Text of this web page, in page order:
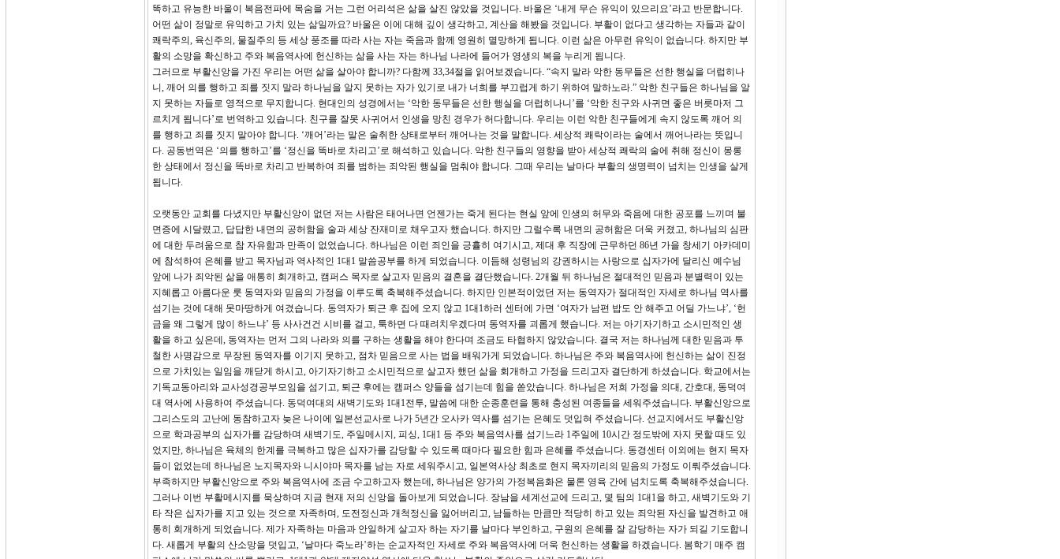
똑하고 유능한 바울이 복음전파에 목숨을 거는 그런 어리석은 삶을 살진 않았을 것입니다. 바울은 ‘내게 무슨 유익이 있으리요’라고 반문합니다.
어떤 삶이 정말로 유익하고 가치 있는 삶일까요? 바울은 이에 대해 깊이 생각하고, 계산을 해봤을 것입니다. 부활이 없다고 생각하는 자들과 같이
쾌락주의, 육신주의, 물질주의 등 세상 풍조를 따라 사는 자는 죽음과 함께 영원히 멸망하게 됩니다. 이런 삶은 아무런 유익이 없습니다. 하지만 부
활의 소망을 확신하고 주와 복음역사에 헌신하는 삶을 사는 자는 하나님 나라에 들어가 영생의 복을 누리게 됩니다.
그러므로 부활신앙을 가진 우리는 어떤 삶을 살아야 합니까? 다함께 33,34절을 읽어보겠습니다. “속지 말라 악한 동무들은 선한 행실을 더럽히나
니, 깨어 의를 행하고 죄를 짓지 말라 하나님을 알지 못하는 자가 있기로 내가 너희를 부끄럽게 하기 위하여 말하노라.” 악한 친구들은 하나님을 알
지 못하는 자들로 영적으로 무지합니다. 현대인의 성경에서는 ‘악한 동무들은 선한 행실을 더럽히나니’를 ‘악한 친구와 사귀면 좋은 버릇마저 그
르치게 됩니다’로 번역하고 있습니다. 친구를 잘못 사귀어서 인생을 망친 경우가 허다합니다. 우리는 이런 악한 친구들에게 속지 않도록 깨어 의
를 행하고 죄를 짓지 말아야 합니다. ‘깨어’라는 말은 술취한 상태로부터 깨어나는 것을 말합니다. 세상적 쾌락이라는 술에서 깨어나라는 뜻입니
다. 공동번역은 ‘의를 행하고’를 ‘정신을 똑바로 차리고’로 해석하고 있습니다. 악한 친구들의 영향을 받아 세상적 쾌락의 술에 취해 정신이 몽롱
한 상태에서 정신을 똑바로 차리고 반복하여 죄를 범하는 죄악된 행실을 멈춰야 합니다. 그때 우리는 날마다 부활의 생명력이 넘치는 인생을 살게
됩니다.
오랫동안 교회를 다녔지만 부활신앙이 없던 저는 사람은 태어나면 언젠가는 죽게 된다는 현실 앞에 인생의 허무와 죽음에 대한 공포를 느끼며 불
면증에 시달렸고, 답답한 내면의 공허함을 술과 세상 잔재미로 채우고자 했습니다. 하지만 그럴수록 내면의 공허함은 더욱 커졌고, 하나님의 심판
에 대한 두려움으로 참 자유함과 만족이 없었습니다. 하나님은 이런 죄인을 긍휼히 여기시고, 제대 후 직장에 근무하던 86년 가을 창세기 아카데미
에 참석하여 은혜를 받고 목자님과 역사적인 1대1 말씀공부를 하게 되었습니다. 이듬해 성령님의 강권하시는 사랑으로 십자가에 달리신 예수님
앞에 나가 죄악된 삶을 애통히 회개하고, 캠퍼스 목자로 살고자 믿음의 결혼을 결단했습니다. 2개월 뒤 하나님은 절대적인 믿음과 분별력이 있는
지혜롭고 아름다운 룻 동역자와 믿음의 가정을 이루도록 축복해주셨습니다. 하지만 인본적이었던 저는 동역자가 절대적인 자세로 하나님 역사를
섬기는 것에 대해 못마땅하게 여겼습니다. 동역자가 퇴근 후 집에 오지 않고 1대1하러 센터에 가면 ‘여자가 남편 밥도 안 해주고 어딜 가느냐’, ‘헌
금을 왜 그렇게 많이 하느냐’ 등 사사건건 시비를 걸고, 툭하면 다 때려치우겠다며 동역자를 괴롭게 했습니다. 저는 아기자기하고 소시민적인 생
활을 하고 싶은데, 동역자는 먼저 그의 나라와 의를 구하는 생활을 해야 한다며 조금도 타협하지 않았습니다. 결국 저는 하나님께 대한 믿음과 투
철한 사명감으로 무장된 동역자를 이기지 못하고, 점차 믿음으로 사는 법을 배워가게 되었습니다. 하나님은 주와 복음역사에 헌신하는 삶이 진정
으로 가치있는 일임을 깨닫게 하시고, 아기자기하고 소시민적으로 살고자 했던 삶을 회개하고 가정을 드리고자 결단하게 하셨습니다. 학교에서는
기독교동아리와 교사성경공부모임을 섬기고, 퇴근 후에는 캠퍼스 양들을 섬기는데 힘을 쏟았습니다. 하나님은 저희 가정을 의대, 간호대, 동덕여
대 역사에 사용하여 주셨습니다. 동덕여대의 새벽기도와 1대1전투, 말씀에 대한 순종훈련을 통해 충성된 여종들을 세워주셨습니다. 부활신앙으로
그리스도의 고난에 동참하고자 늦은 나이에 일본선교사로 나가 5년간 오사카 역사를 섬기는 은혜도 덧입혀 주셨습니다. 선교지에서도 부활신앙
으로 학과공부의 십자가를 감당하며 새벽기도, 주일메시지, 피싱, 1대1 등 주와 복음역사를 섬기느라 1주일에 10시간 정도밖에 자지 못할 때도 있
었지만, 하나님은 육체의 한계를 극복하고 많은 십자가를 감당할 수 있도록 때마다 필요한 힘과 은혜를 주셨습니다. 동경센터 이외에는 현지 목자
들이 없었는데 하나님은 노지목자와 니시야마 목자를 남는 자로 세워주시고, 일본역사상 최초로 현지 목자끼리의 믿음의 가정도 이뤄주셨습니다.
부족하지만 부활신앙으로 주와 복음역사에 조금 수고하고자 했는데, 하나님은 양가의 가정복음화은 물론 영육 간에 넘치도록 축복해주셨습니다.
그러나 이번 부활메시지를 묵상하며 지금 현재 저의 신앙을 돌아보게 되었습니다. 장남을 세계선교에 드리고, 몇 팀의 1대1을 하고, 새벽기도와 기
타 작은 십자가를 지고 있는 것으로 자족하며, 도전정신과 개척정신을 잃어버리고, 남들하는 만큼만 적당히 하고 있는 죄악된 자신을 발견하고 애
통히 회개하게 되었습니다. 제가 자족하는 마음과 안일하게 살고자 하는 자기를 날마다 부인하고, 구원의 은혜를 잘 감당하는 자가 되길 기도합니
다. 새롭게 부활의 산소망을 덧입고, ‘날마다 죽노라’하는 순교자적인 자세로 주와 복음역사에 더욱 헌신하는 생활을 하겠습니다. 봄학기 매주 캠